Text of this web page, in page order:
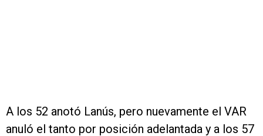
A los 52 anotó Lanús, pero nuevamente el VAR
anuló el tanto por posición adelantada y a los 57